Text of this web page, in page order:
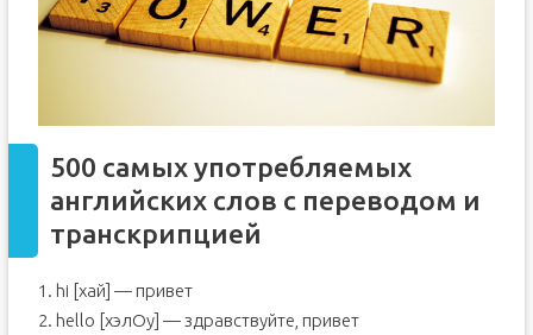
500 самых употребляемых
английских слов с переводом и
транскрипцией
1. hi [хай] — привет
2. hello [хэлОу] — здравствуйте, привет